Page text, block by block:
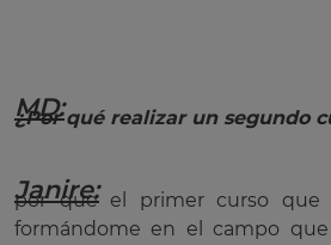
MD:
¿Por qué realizar un segundo
Janire:
por que el primer curso
formándome en el campo